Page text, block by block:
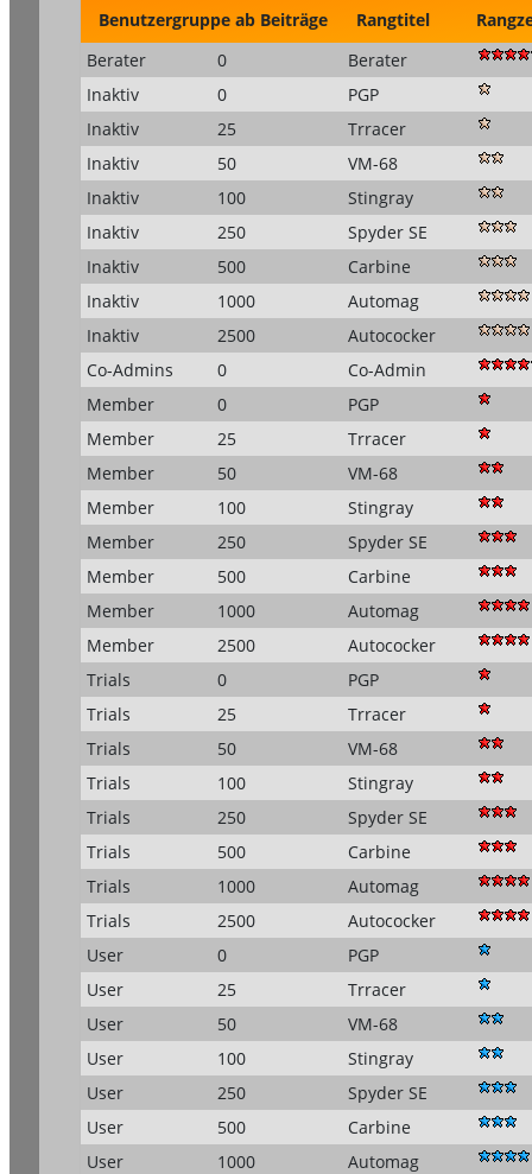
Benutzergruppe ab Beiträge Rangtitel
Berater
0
Berater
Inaktiv
0
PGP
Inaktiv
25
Trracer
Inaktiv
50
VM-68
Inaktiv
100
Stingray
Inaktiv
250
Spyder SE
Inaktiv
500
Carbine
Inaktiv
1000
Automag
Inaktiv
2500
Autococker
Co-Admins
0
Co-Admin
Member
0
PGP
Member
25
Trracer
Member
50
VM-68
Member
100
Stingray
Member
250
Spyder SE
Member
500
Carbine
Member
1000
Automag
Member
2500
Autococker
Trials
0
PGP
Trials
25
Trracer
Trials
50
VM-68
Trials
100
Stingray
Trials
250
Spyder SE
Trials
500
Carbine
Trials
1000
Automag
Trials
2500
Autococker
User
0
PGP
User
25
Trracer
User
50
VM-68
User
100
Stingray
User
250
Spyder SE
User
500
Carbine
User
1000
Automag